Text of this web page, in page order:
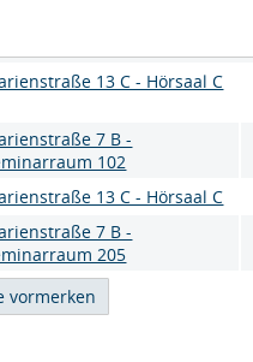
13 C - Hörsaal C
7 B -
102
13 C - Hörsaal C
7 B -
205